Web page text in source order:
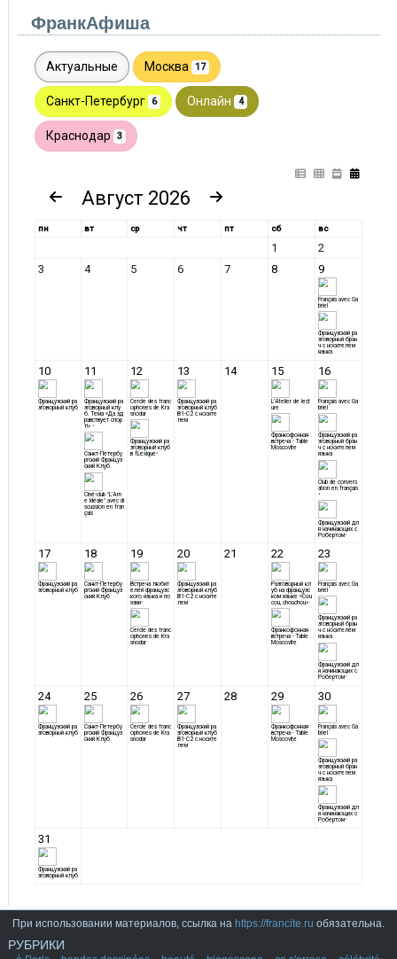
ФранкАфиша
При использовании материалов, ссылка на https://francite.ru обязательна.
РУБРИКИ